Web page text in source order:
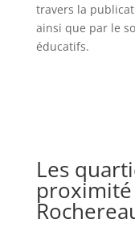
travers la
ainsi que par le
éducatifs.
Les